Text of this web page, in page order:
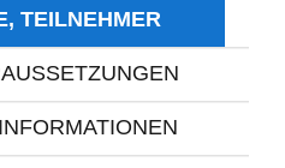
TEILNEHMER